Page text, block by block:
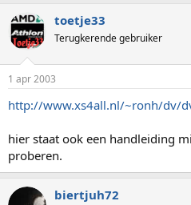
toetje33
Terugkerende gebruiker
1 apr 2003
http://www.xs4all.nl/~ronh/dv/
hier staat ook een handleiding
proberen.
biertjuh72